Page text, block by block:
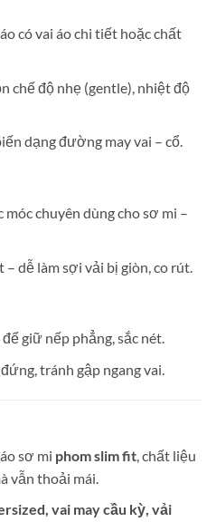
có vai áo chi tiết hoặc chất
chế độ nhẹ (gentle), nhiệt độ
dạng đường may vai – cổ.
móc chuyên dùng cho sơ mi –
dễ làm sợi vải bị giòn, co rút.
giữ nếp phẳng, sắc nét.
tránh gập ngang vai.
sơ mi phom slim fit, chất liệu
vẫn thoải mái.
vai may cầu kỳ, vải